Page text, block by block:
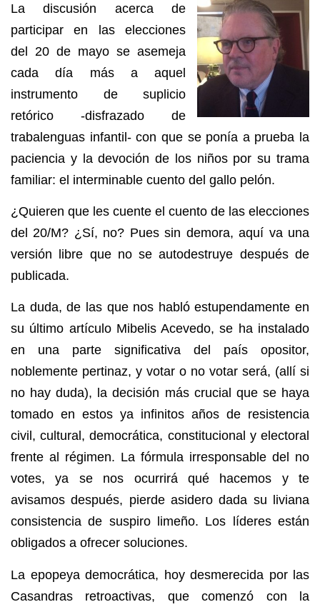
La discusión acerca de
participar en las elecciones
del 20 de mayo se asemeja
cada día más a aquel
instrumento de suplicio
retórico -disfrazado de
trabalenguas infantil- con que se ponía a prueba la
paciencia y la devoción de los niños por su trama
familiar: el interminable cuento del gallo pelón.
¿Quieren que les cuente el cuento de las elecciones
del 20/M? ¿Sí, no? Pues sin demora, aquí va una
versión libre que no se autodestruye después de
publicada.
La duda, de las que nos habló estupendamente en
su último artículo Mibelis Acevedo, se ha instalado
en una parte significativa del país opositor,
noblemente pertinaz, y votar o no votar será, (allí si
no hay duda), la decisión más crucial que se haya
tomado en estos ya infinitos años de resistencia
civil, cultural, democrática, constitucional y electoral
frente al régimen. La fórmula irresponsable del no
votes, ya se nos ocurrirá qué hacemos y te
avisamos después, pierde asidero dada su liviana
consistencia de suspiro limeño. Los líderes están
obligados a ofrecer soluciones.
La epopeya democrática, hoy desmerecida por las
Casandras retroactivas, que comenzó con la